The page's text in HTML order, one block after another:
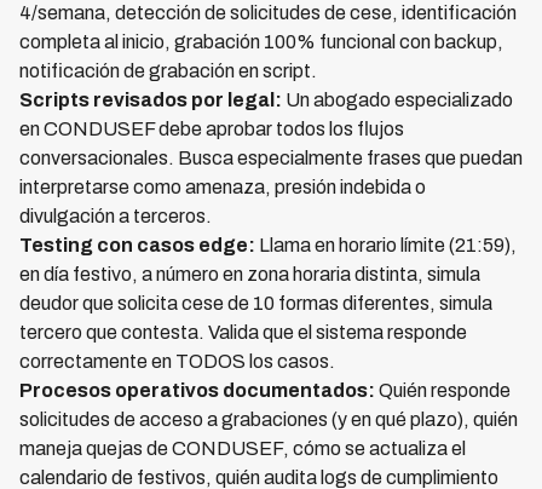
4/semana, detección de solicitudes de cese, identificación
completa al inicio, grabación 100% funcional con backup,
notificación de grabación en script.
Scripts revisados por legal: Un abogado especializado
en CONDUSEF debe aprobar todos los flujos
conversacionales. Busca especialmente frases que puedan
interpretarse como amenaza, presión indebida o
divulgación a terceros.
Testing con casos edge: Llama en horario límite (21:59),
en día festivo, a número en zona horaria distinta, simula
deudor que solicita cese de 10 formas diferentes, simula
tercero que contesta. Valida que el sistema responde
correctamente en TODOS los casos.
Procesos operativos documentados: Quién responde
solicitudes de acceso a grabaciones (y en qué plazo), quién
maneja quejas de CONDUSEF, cómo se actualiza el
calendario de festivos, quién audita logs de cumplimiento